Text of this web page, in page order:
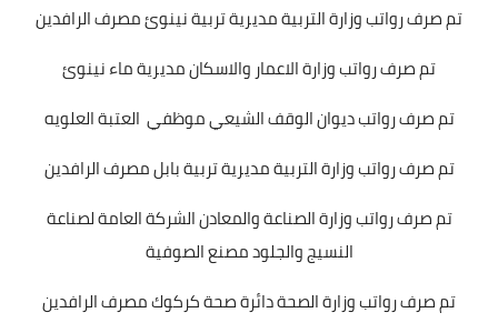
تم صرف رواتب وزارة التربية مديرية تربية نينوئ مصرف الرافدين
تم صرف رواتب وزارة الاعمار والاسكان مديرية ماء نينوئ
تم صرف رواتب ديوان الوقف الشيعي موظفي العتبة العلويه
تم صرف رواتب وزارة التربية مديرية تربية بابل مصرف الرافدين
تم صرف رواتب وزارة الصناعة والمعادن الشركة العامة لصناعة
النسيج والجلود مصنع الصوفية
تم صرف رواتب وزارة الصحة دائرة صحة كركوك مصرف الرافدين